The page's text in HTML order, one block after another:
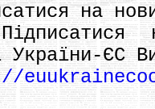
на
на
України-ЄС